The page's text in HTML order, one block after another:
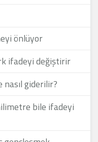
önlüyor
ifadeyi değiştirir
nasıl giderilir?
bile ifadeyi